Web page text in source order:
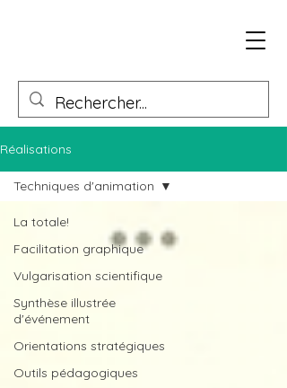
Réalisations
La totale!
Facilitation graphique
Vulgarisation scientifique
Synthèse illustrée
d'événement
Orientations stratégiques
Outils pédagogiques
Techniques d'animation